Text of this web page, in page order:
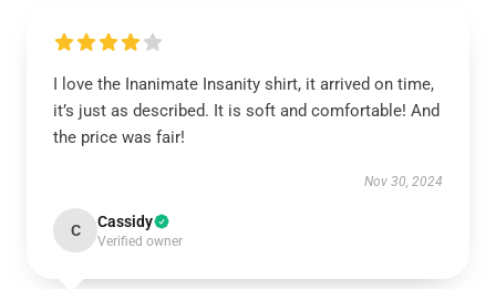
I love the Inanimate Insanity shirt, it arrived on time,
it’s just as described. It is soft and comfortable! And
the price was fair!
Nov 30, 2024
C Cassidy
Verified owner